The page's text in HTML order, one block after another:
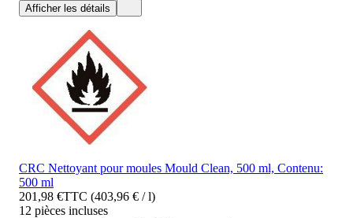
Afficher les détails
CRC Nettoyant pour moules Mould Clean, 500 ml, Contenu:
500 ml
201,98 €TTC (403,96 € / l)
12 pièces incluses